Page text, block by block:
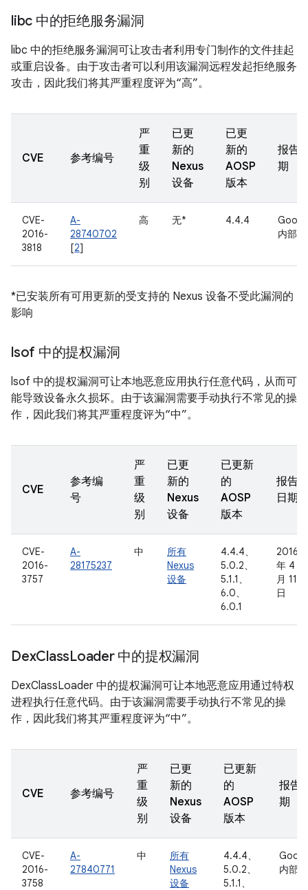
libc 中的拒绝服务漏洞
libc 中的拒绝服务漏洞可让攻击者利用专门制作的文件挂起
或重启设备。由于攻击者可以利用该漏洞远程发起拒绝服务
攻击，因此我们将其严重程度评为“高”。
CVE 参考编号
严
重
级
别
已更
新的
Nexus
设备
已更
新的
AOSP
版本
报告
期
CVE-
2016-
3818
A-
28740702
[2]
高 无* 4.4.4
内部
*已安装所有可用更新的受支持的 Nexus 设备不受此漏洞的
影响
lsof 中的提权漏洞
lsof 中的提权漏洞可让本地恶意应用执行任意代码，从而可
能导致设备永久损坏。由于该漏洞需要手动执行不常见的操
作，因此我们将其严重程度评为“中”。
CVE
参考编
号
严
重
级
别
已更
新的
Nexus
设备
已更新
的
AOSP
版本
报告
日期
CVE-
2016-
3757
A-
28175237
中
所有
Nexus
设备
4.4.4、
5.0.2、
5.1.1、
6.0、
6.0.1
2016
年 4
月 11
日
DexClassLoader 中的提权漏洞
DexClassLoader 中的提权漏洞可让本地恶意应用通过特权
进程执行任意代码。由于该漏洞需要手动执行不常见的操
作，因此我们将其严重程度评为“中”。
CVE 参考编号
严
重
级
别
已更
新的
Nexus
设备
已更新
的
AOSP
版本
报告
期
CVE-
2016-
3758
A-
27840771
中
所有
Nexus
设备
4.4.4、
5.0.2、
5.1.1、
内部